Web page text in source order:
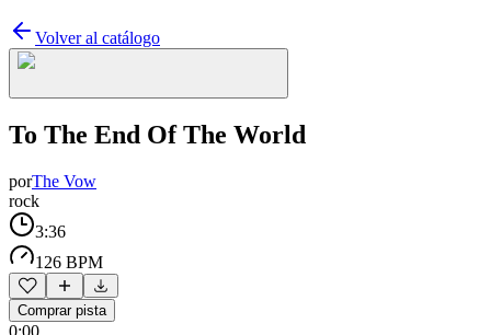
Volver al catálogo
To The End Of The World
porThe Vow
rock
3:36
126 BPM
Comprar pista
0:00